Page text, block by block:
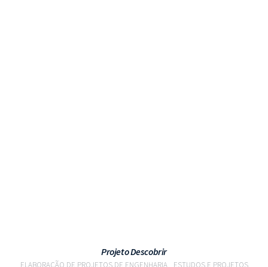
Projeto Descobrir
ELABORAÇÃO DE PROJETOS DE ENGENHARIA ESTUDOS E PROJETOS